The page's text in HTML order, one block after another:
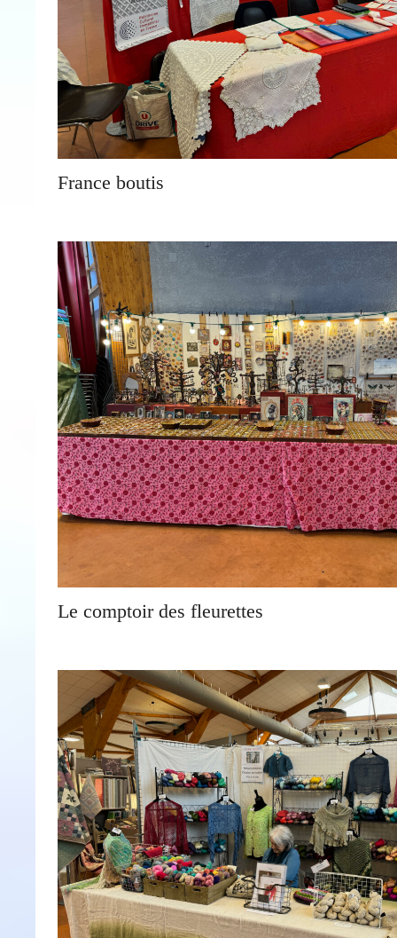
France boutis
Le comptoir des fleurettes